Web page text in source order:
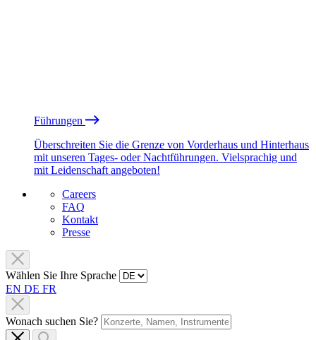
Führungen
Überschreiten Sie die Grenze von Vorderhaus und Hinterhaus
mit unseren Tages- oder Nachtführungen. Vielsprachig und
mit Leidenschaft angeboten!
Careers
FAQ
Kontakt
Presse
Wählen Sie Ihre Sprache
EN DE FR
Wonach suchen Sie?